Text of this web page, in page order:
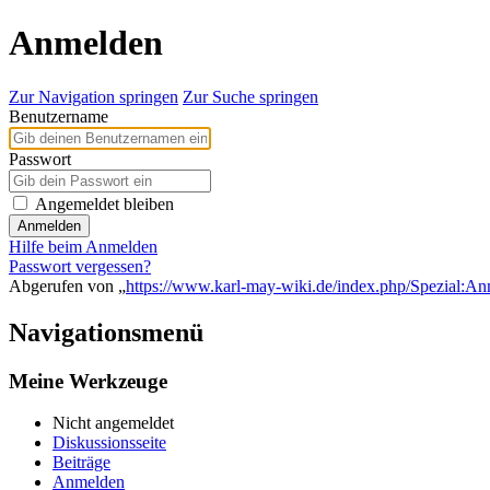
Anmelden
Zur Navigation springen Zur Suche springen
Benutzername
Passwort
Angemeldet bleiben
Anmelden
Hilfe beim Anmelden
Passwort vergessen?
Abgerufen von „https://www.karl-may-wiki.de/index.php/
Navigationsmenü
Meine Werkzeuge
Nicht angemeldet
Diskussionsseite
Beiträge
Anmelden